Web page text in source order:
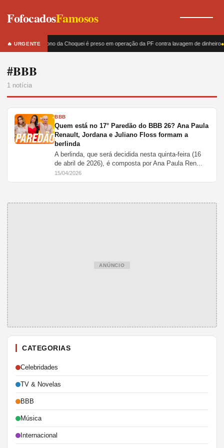
FofocadosFamosos
🔥 URGENTE Dono da Choquei é preso em operação da PF contra lavagem de dinheiro●
#BBB
1 notícia
BBB
Quem está no 17° Paredão do BBB 26? Ana Paula
Renault, Jordana e Juliano Floss formam a
berlinda
A berlinda, que será decidida nesta quinta-feira (16
de abril de 2026), é composta por Ana Paula Ren...
15/04/2026
ANÚNCIO
CATEGORIAS
Celebridades
TV & Novelas
BBB
Música
Internacional